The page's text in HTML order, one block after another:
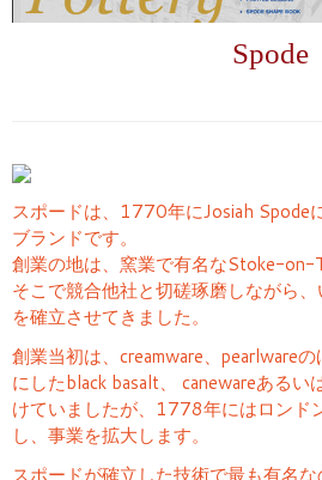
Spode
スポードは、1770年にJosiah Spode
ブランドです。
創業の地は、窯業で有名なStoke-on-
そこで競合他社と切磋琢磨しながら
を確立させてきました。
創業当初は、creamware、pearlware
にしたblack basalt、 canewareあるい
けていましたが、1778年にはロンド
し、事業を拡大します。
スポードが確立した技術で最も有名